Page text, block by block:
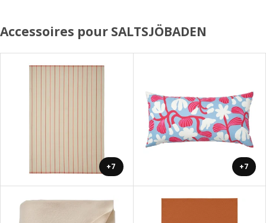
Accessoires pour SALTSJÖBADEN
+7 +7